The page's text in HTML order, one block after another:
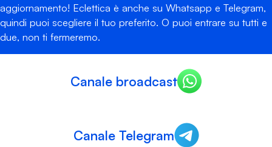
aggiornamento! Eclettica è anche su Whatsapp e Telegram,
quindi puoi scegliere il tuo preferito. O puoi entrare su tutti e
due, non ti fermeremo.
Canale broadcast
Canale Telegram